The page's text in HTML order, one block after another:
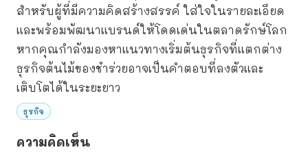
สำหรับผู้ที่มีความคิดสร้างสรรค์ ใส่ใจในรายละเอียด
และพร้อมพัฒนาแบรนด์ให้โดดเด่นในตลาดรักษ์โลก
หากคุณกำลังมองหาแนวทางเริ่มต้นธุรกิจที่แตกต่าง
ธุรกิจต้นไม้ของชำร่วยอาจเป็นคำตอบที่ลงตัวและ
เติบโตได้ในระยะยาว
ธุรกิจ
ความคิดเห็น